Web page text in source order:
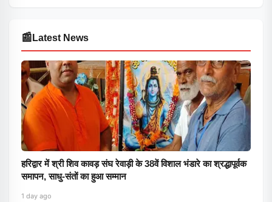
📰 Latest News
हरिद्वार में श्री शिव कावड़ संघ रेवाड़ी के 38वें विशाल भंडारे का श्रद्धापूर्वक
समापन, साधु-संतों का हुआ सम्मान
1 day ago